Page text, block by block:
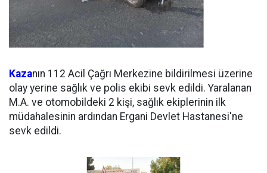
Kazanın 112 Acil Çağrı Merkezine bildirilmesi üzerine
olay yerine sağlık ve polis ekibi sevk edildi. Yaralanan
M.A. ve otomobildeki 2 kişi, sağlık ekiplerinin ilk
müdahalesinin ardından Ergani Devlet Hastanesi'ne
sevk edildi.